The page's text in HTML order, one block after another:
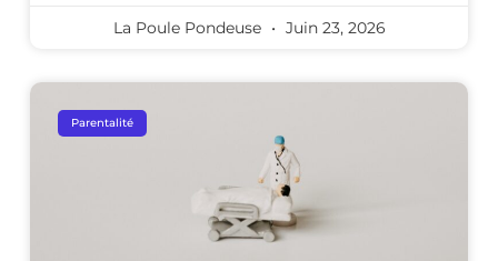
La Poule Pondeuse Juin 23, 2026
Parentalité